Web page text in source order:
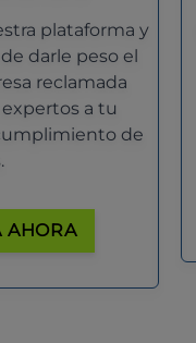
plataforma y
darle peso el
reclamada
a tu
de
AHORA